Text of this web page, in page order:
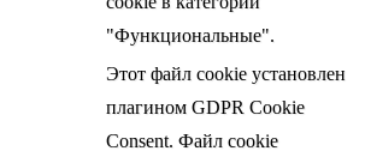
"Функциональные".
Этот файл cookie установлен
плагином GDPR Cookie
Consent. Файл cookie